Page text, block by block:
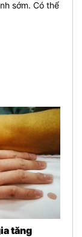
sớm. Có thể
tăng